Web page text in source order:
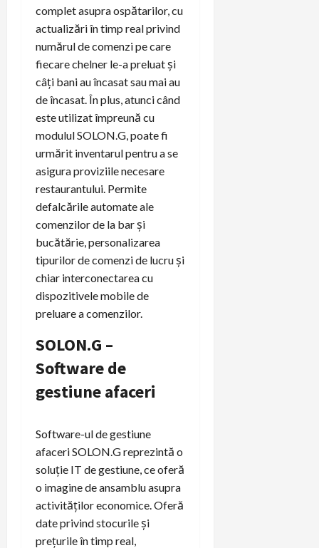
complet asupra ospătarilor, cu
actualizări în timp real privind
numărul de comenzi pe care
fiecare chelner le-a preluat și
câți bani au încasat sau mai au
de încasat. În plus, atunci când
este utilizat împreună cu
modulul SOLON.G, poate fi
urmărit inventarul pentru a se
asigura proviziile necesare
restaurantului. Permite
defalcările automate ale
comenzilor de la bar și
bucătărie, personalizarea
tipurilor de comenzi de lucru și
chiar interconectarea cu
dispozitivele mobile de
preluare a comenzilor.
SOLON.G –
Software de
gestiune afaceri
Software-ul de gestiune
afaceri SOLON.G reprezintă o
soluție IT de gestiune, ce oferă
o imagine de ansamblu asupra
activităților economice. Oferă
date privind stocurile și
prețurile în timp real,